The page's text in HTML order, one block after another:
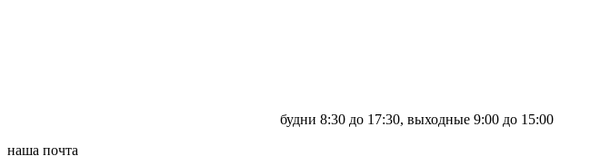
будни 8:30 до 17:30, выходные 9:00 до 15:00
наша почта